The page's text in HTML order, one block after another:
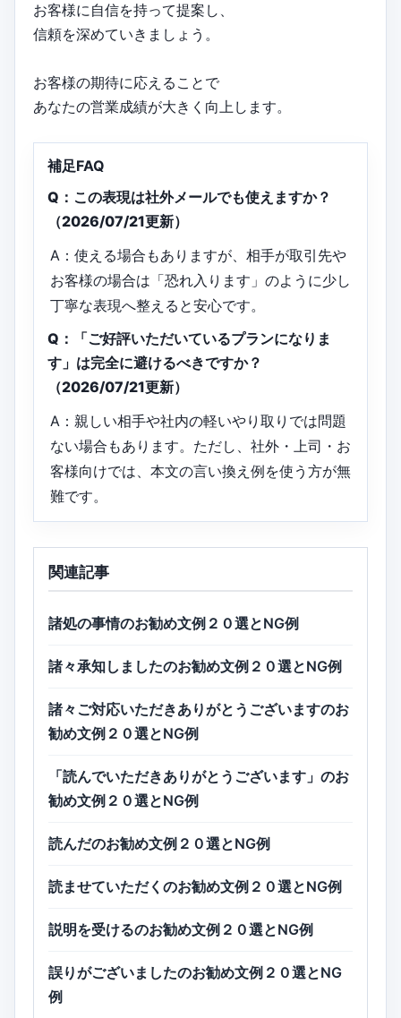
お客様に自信を持って提案し、
信頼を深めていきましょう。
お客様の期待に応えることで
あなたの営業成績が大きく向上します。
補足FAQ
Q：この表現は社外メールでも使えますか？
（2026/07/21更新）
A：使える場合もありますが、相手が取引先や
お客様の場合は「恐れ入ります」のように少し
丁寧な表現へ整えると安心です。
Q：「ご好評いただいているプランになりま
す」は完全に避けるべきですか？
（2026/07/21更新）
A：親しい相手や社内の軽いやり取りでは問題
ない場合もあります。ただし、社外・上司・お
客様向けでは、本文の言い換え例を使う方が無
難です。
関連記事
諸処の事情のお勧め文例２０選とNG例
諸々承知しましたのお勧め文例２０選とNG例
諸々ご対応いただきありがとうございますのお
勧め文例２０選とNG例
「読んでいただきありがとうございます」のお
勧め文例２０選とNG例
読んだのお勧め文例２０選とNG例
読ませていただくのお勧め文例２０選とNG例
説明を受けるのお勧め文例２０選とNG例
誤りがございましたのお勧め文例２０選とNG
例